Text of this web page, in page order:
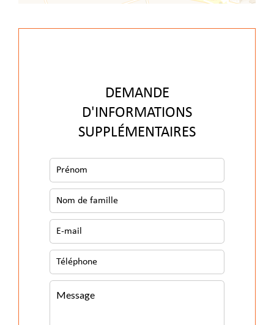
DEMANDE
D'INFORMATIONS
SUPPLÉMENTAIRES